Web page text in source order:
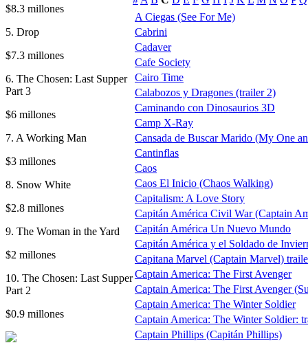
$8.3 millones
5. Drop
$7.3 millones
6. The Chosen: Last Supper
Part 3
$6 millones
7. A Working Man
$3 millones
8. Snow White
$2.8 millones
9. The Woman in the Yard
$2 millones
10. The Chosen: Last Supper
Part 2
$0.9 millones
A Ciegas (See For Me)
Cabrini
Cadaver
Cafe Society
Cairo Time
Calabozos y Dragones (trailer 2)
Caminando con Dinosaurios 3D
Camp X-Ray
Cansada de Buscar Marido (My One
Cantinflas
Caos
Caos El Inicio (Chaos Walking)
Capitalism: A Love Story
Capitán América Civil War (Captain
Capitán América Un Nuevo Mundo
Capitán América y el Soldado de
Capitana Marvel (Captain Marvel)
Captain America: The First Avenger
Captain America: The First Avenger
Captain America: The Winter Soldier
Captain America: The Winter Soldier:
Captain Phillips (Capitán Phillips)